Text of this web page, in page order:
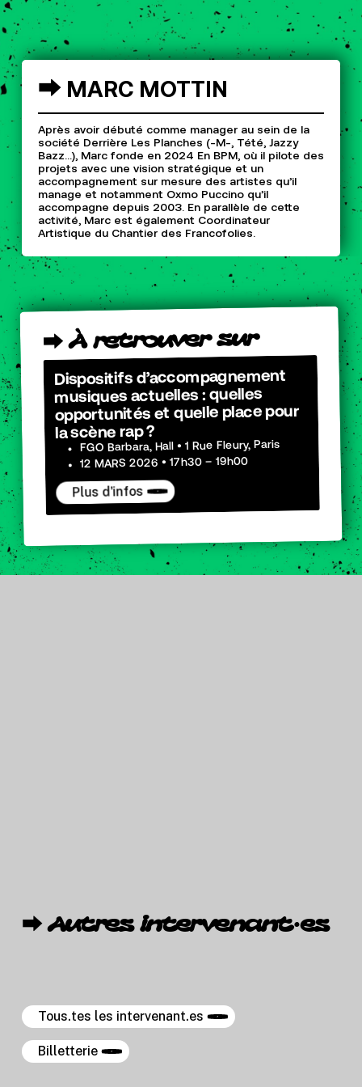
⮕ MARC MOTTIN
Après avoir débuté comme manager au sein de la
société Derrière Les Planches (-M-, Tété, Jazzy
Bazz…), Marc fonde en 2024 En BPM, où il pilote des
projets avec une vision stratégique et un
accompagnement sur mesure des artistes qu’il
manage et notamment Oxmo Puccino qu’il
accompagne depuis 2003. En parallèle de cette
activité, Marc est également Coordinateur
Artistique du Chantier des Francofolies.
⮕ À retrouver sur
Dispositifs d’accompagnement
musiques actuelles : quelles
opportunités et quelle place pour
la scène rap ?
FGO Barbara, Hall • 1 Rue Fleury, Paris
12 MARS 2026 • 17h30 – 19h00
Plus d'infos
⮕ Autres intervenant·es
Tous.tes les intervenant.es
Billetterie